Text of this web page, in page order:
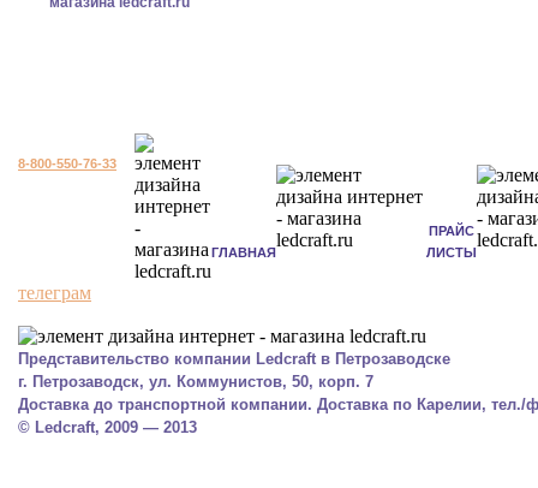
8-800-550-76-33
ГЛАВНАЯ
ПРАЙС
ЛИСТЫ
телеграм
Представительство компании Ledcraft в Петрозаводске
г. Петрозаводск, ул. Коммунистов, 50, корп. 7
Доставка до транспортной компании. Доставка по Карелии, тел./
© Ledcraft, 2009 — 2013